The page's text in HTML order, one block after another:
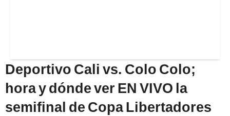
Deportivo Cali vs. Colo Colo;
hora y dónde ver EN VIVO la
semifinal de Copa Libertadores